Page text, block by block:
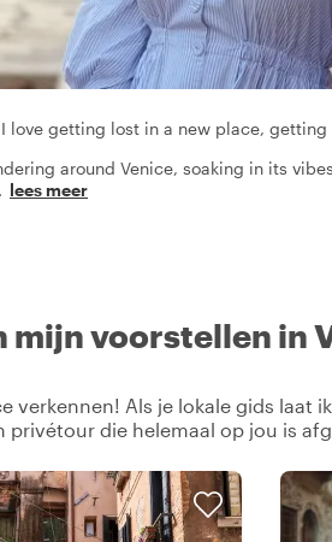
love getting lost in a new place,
around Venice, soaking in its
lees meer
mijn voorstellen in
verkennen! Als je lokale gids laat
privétour die helemaal op jou is